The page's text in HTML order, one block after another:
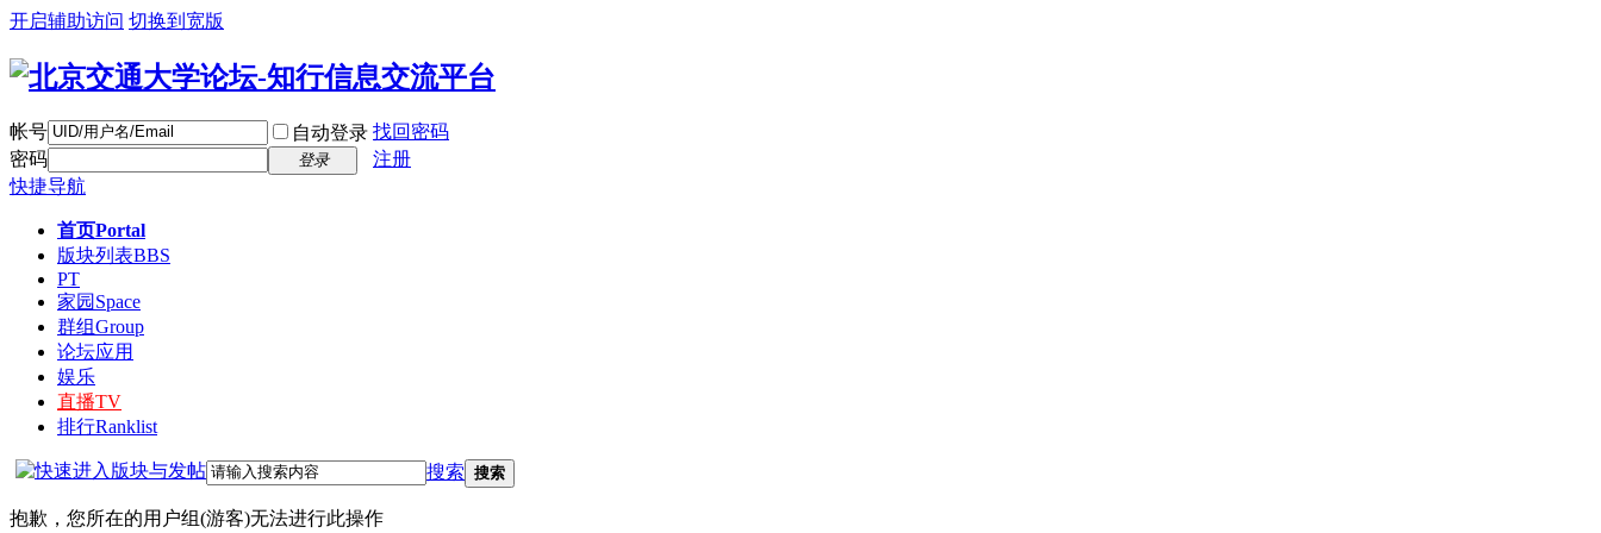
开启辅助访问 切换到宽版
帐号 自动登录 找回密码
密码
登录
注册
快捷导航
首页Portal
版块列表BBS
PT
家园 Space
群组Group
论坛应用
娱乐
直播TV
排行Ranklist
搜索 搜索
抱歉，您所在的用户组(游客)无法进行此操作